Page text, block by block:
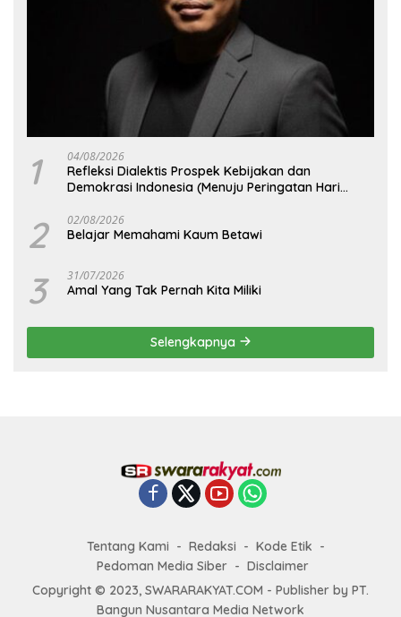
1 04/08/2026
Refleksi Dialektis Prospek Kebijakan dan
Demokrasi Indonesia (Menuju Peringatan Hari
2 02/08/2026
Belajar Memahami Kaum Betawi
3 31/07/2026
Amal Yang Tak Pernah Kita Miliki
Selengkapnya
Tentang Kami Redaksi
Kode Etik
Pedoman Media Siber
Disclaimer
Copyright © 2023, SWARARAKYAT.COM - Publisher by PT.
Bangun Nusantara Media Network